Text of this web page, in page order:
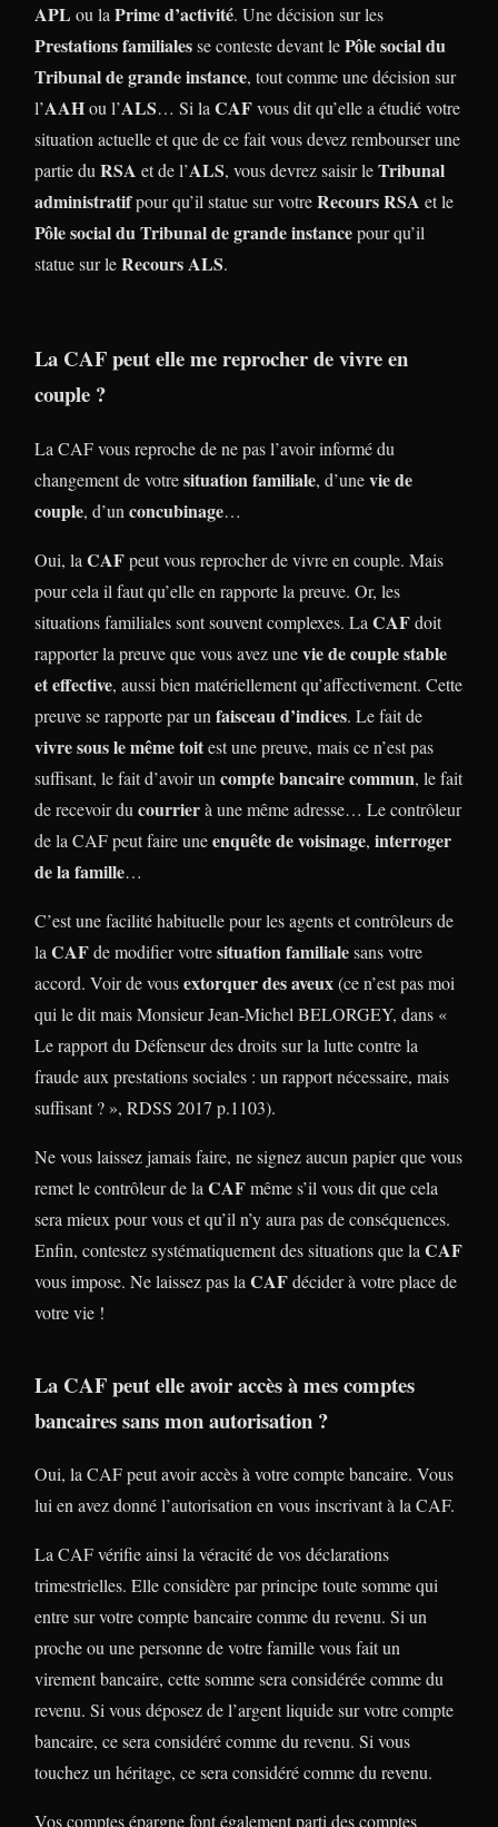
APL ou laPrime d’activité. Une décision sur les
Prestations familialesse conteste devant lePôle social du
Tribunal de grande instance, tout comme une décision sur
l’AAHou l’ALS… Si laCAFvous dit qu’elle a étudié votre
situation actuelle et que de ce fait vous devez rembourser une
partie duRSA et de l’ALS, vous devrez saisir leTribunal
administratifpour qu’il statue sur votreRecours RSA et le
Pôle social du Tribunal de grande instancepour qu’il
statue sur leRecours ALS.
La CAF peut elle me reprocher de vivre en
couple ?
La CAF vous reproche de ne pas l’avoir informé du
changement de votresituation familiale, d’unevie de
couple, d’un concubinage…
Oui, la CAFpeut vous reprocher de vivre en couple. Mais
pour cela il faut qu’elle en rapporte la preuve. Or, les
situations familiales sont souvent complexes. La CAFdoit
rapporter la preuve que vous avez unevie de couple stable
et effective, aussi bien matériellement qu’affectivement. Cette
preuve se rapporte par un faisceau d’indices. Le fait de
vivre sous le même toitest une preuve, mais ce n’est pas
suffisant, le fait d’avoir un compte bancaire commun, le fait
de recevoir du courrierà une même adresse… Le contrôleur
de la CAF peut faire uneenquête de voisinage, interroger
de la famille…
C’est une facilité habituelle pour les agents et contrôleurs de
la CAFde modifier votresituation familialesans votre
accord. Voir de vousextorquer des aveux(ce n’est pas moi
qui le dit mais Monsieur Jean-Michel BELORGEY, dans «
Le rapport du Défenseur des droits sur la lutte contre la
fraude aux prestations sociales : un rapport nécessaire, mais
suffisant ? », RDSS 2017 p.1103).
Ne vous laissez jamais faire, ne signez aucun papier que vous
remet le contrôleur de la CAFmême s’il vous dit que cela
sera mieux pour vous et qu’il n’y aura pas de conséquences.
Enfin, contestez systématiquement des situations que la CAF
vous impose. Ne laissez pas la CAFdécider à votre place de
votre vie !
La CAF peut elle avoir accès à mes comptes
bancaires sans mon autorisation ?
Oui, la CAF peut avoir accès à votre compte bancaire. Vous
lui en avez donné l’autorisation en vous inscrivant à la CAF.
La CAF vérifie ainsi la véracité de vos déclarations
trimestrielles. Elle considère par principe toute somme qui
entre sur votre compte bancaire comme du revenu. Si un
proche ou une personne de votre famille vous fait un
virement bancaire, cette somme sera considérée comme du
revenu. Si vous déposez de l’argent liquide sur votre compte
bancaire, ce sera considéré comme du revenu. Si vous
touchez un héritage, ce sera considéré comme du revenu.
Vos comptes épargne font également parti des comptes